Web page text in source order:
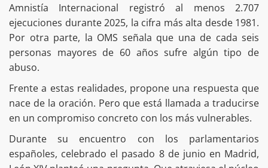
Amnistía Internacional registró al menos 2.707
ejecuciones durante 2025, la cifra más alta desde 1981.
Por otra parte, la OMS señala que una de cada seis
personas mayores de 60 años sufre algún tipo de
abuso.
Frente a estas realidades, propone una respuesta que
nace de la oración. Pero que está llamada a traducirse
en un compromiso concreto con los más vulnerables.
Durante su encuentro con los parlamentarios
españoles, celebrado el pasado 8 de junio en Madrid,